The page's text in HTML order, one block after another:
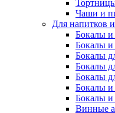
Чаши и
Для напитков
Бокалы
Бокалы
Бокалы
Бокалы
Бокалы
Бокалы и
Бокалы и
Винные